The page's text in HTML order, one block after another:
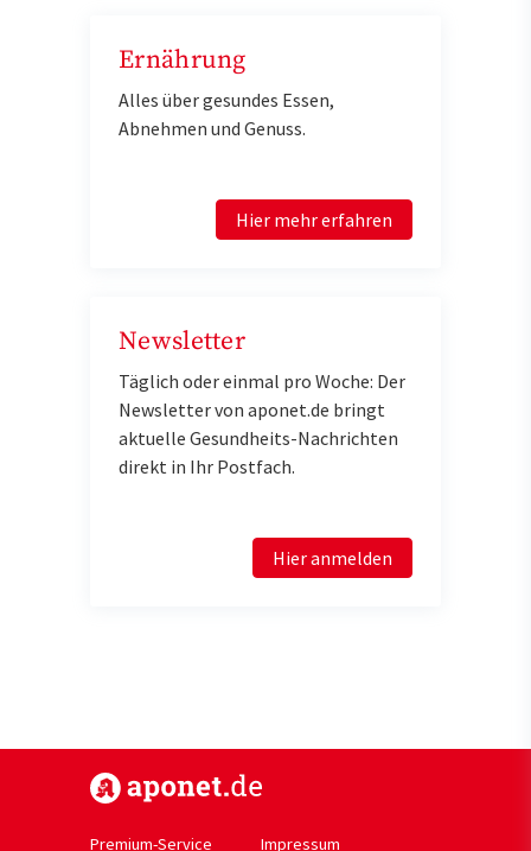
Ernährung
Alles über gesundes Essen,
Abnehmen und Genuss.
Hier mehr erfahren
Newsletter
Täglich oder einmal pro Woche: Der
Newsletter von aponet.de bringt
aktuelle Gesundheits-Nachrichten
direkt in Ihr Postfach.
Hier anmelden
Premium-Service Impressum